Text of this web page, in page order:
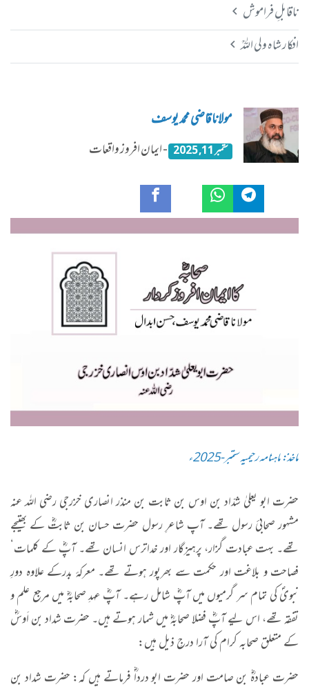
ناقابلِ فراموش
افکار شاہ ولی اللہؒ
مولانا قاضی محمد یوسف
ستمبر 11, 2025 - ایمان افروز واقعات
ماخذ: ماہنامہ رحیمیہ ستمبر-2025ء
حضرت ابو یعلیٰ شدّاد بن اوس بن ثابت بن منذر انصاری خزرجی رضی اللہ عنہ
مشہور صحابیٔ رسول تھے۔ آپ شاعرِ رسول حضرت حسان بن ثابتؓ کے بھتیجے
تھے۔ بہت عبادت گزار، پرہیزگار اور خداترس انسان تھے۔ آپؓ کے کلمات‘
فصاحت و بلاغت اور حکمت سے بھرپور ہوتے تھے۔ معرکۂ بدرکے علاوہ دورِ
نبویؐ کی تمام سر گرمیوں میں آپؓ شامل رہے۔ آپؓ عہدِ صحابہؓ میں مرجع علم و
تفقہ تھے، اس لیے آپؓ فضلا صحابہؓ میں شمار ہوتے ہیں۔ حضرت شداد بن اَوسؓ
کے متعلق صحابہ کرام کی آرا درجِ ذیل ہیں:
حضرت عبادہؓ بن صامت اور حضرت ابو درداؓ فرماتے ہیں کہ: حضرت شداد بن